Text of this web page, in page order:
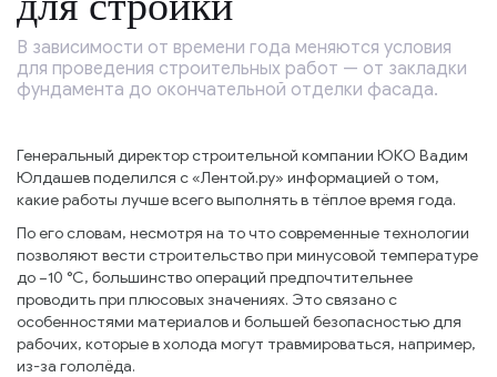
В зависимости от времени года меняются условия
для проведения строительных работ — от закладки
фундамента до окончательной отделки фасада.
Генеральный директор строительной компании ЮКО Вадим
Юлдашев поделился с «Лентой.ру» информацией о том,
какие работы лучше всего выполнять в тёплое время года.
По его словам, несмотря на то что современные технологии
позволяют вести строительство при минусовой температуре
до −10 °С, большинство операций предпочтительнее
проводить при плюсовых значениях. Это связано с
особенностями материалов и большей безопасностью для
рабочих, которые в холода могут травмироваться, например,
из-за гололёда.